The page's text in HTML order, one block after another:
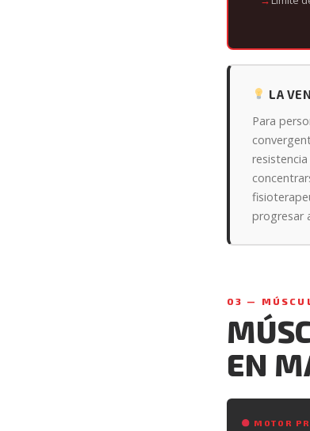
LA
Para
progresar
03 —
EN
MOTOR